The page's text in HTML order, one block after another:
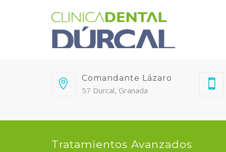
Comandante Lázaro
57 Durcal, Granada
Tratamientos Avanzados